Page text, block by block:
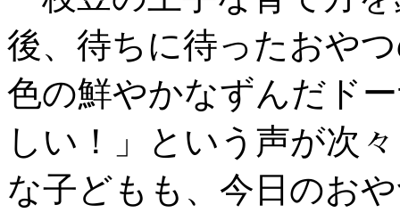
後、待ちに待ったおや
色の鮮やかなずんだド
しい！」という声が次
な子どもも、今日のお